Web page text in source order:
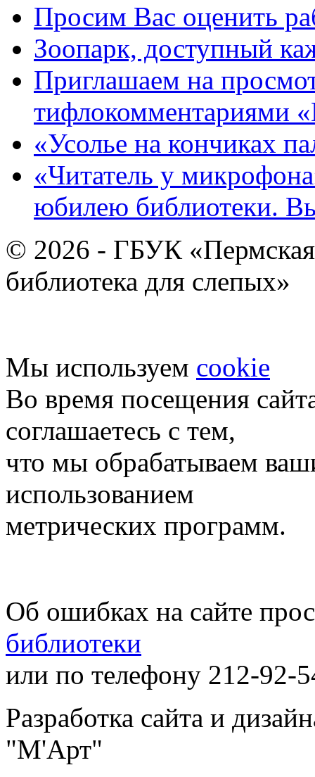
Просим Вас оценить
Зоопарк, доступный
Приглашаем на
тифлокомментариями
«Усолье на кончиках
«Читатель у
юбилею библиотеки.
© 2026 - ГБУК «Пермская
библиотека для слепых»
Мы используем cookie
Во время посещения
соглашаетесь с тем,
что мы обрабатываем
использованием
метрических программ.
Об ошибках на сайте
библиотеки
или по телефону 212-92-
Разработка сайта и
"М'Арт"